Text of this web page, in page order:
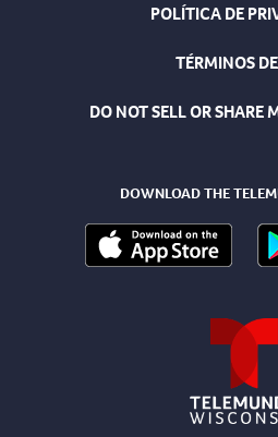
POLÍTICA DE
TÉRMINOS
DO NOT SELL OR SHARE
DOWNLOAD THE